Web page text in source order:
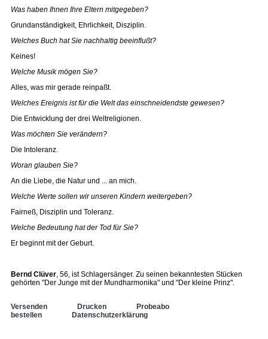
Was haben Ihnen Ihre Eltern mitgegeben?
Grundanständigkeit, Ehrlichkeit, Disziplin.
Welches Buch hat Sie nachhaltig beeinflußt?
Keines!
Welche Musik mögen Sie?
Alles, was mir gerade reinpaßt.
Welches Ereignis ist für die Welt das einschneidendste gewesen?
Die Entwicklung der drei Weltreligionen.
Was möchten Sie verändern?
Die Intoleranz.
Woran glauben Sie?
An die Liebe, die Natur und ... an mich.
Welche Werte sollen wir unseren Kindern weitergeben?
Fairneß, Disziplin und Toleranz.
Welche Bedeutung hat der Tod für Sie?
Er beginnt mit der Geburt.
Bernd Clüver, 56, ist Schlagersänger. Zu seinen bekanntesten Stücken
gehörten "Der Junge mit der Mundharmonika" und "Der kleine Prinz".
Versenden Drucken
Probeabo
bestellen
Datenschutzerklärung